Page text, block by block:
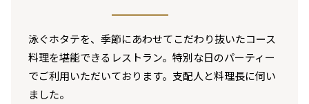
泳ぐホタテを、季節にあわせてこだわり抜いたコース
料理を堪能できるレストラン。特別な日のパーティー
でご利用いただいております。支配人と料理長に伺い
ました。